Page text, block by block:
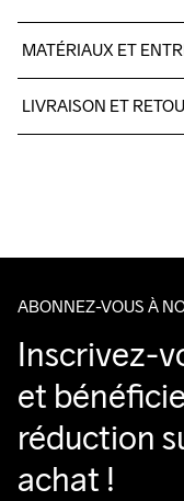
MATÉRIAUX ET
100% Polyester
LIVRAISON ET
ABONNEZ-VOUS À
Inscrivez-
et
réduction
achat !